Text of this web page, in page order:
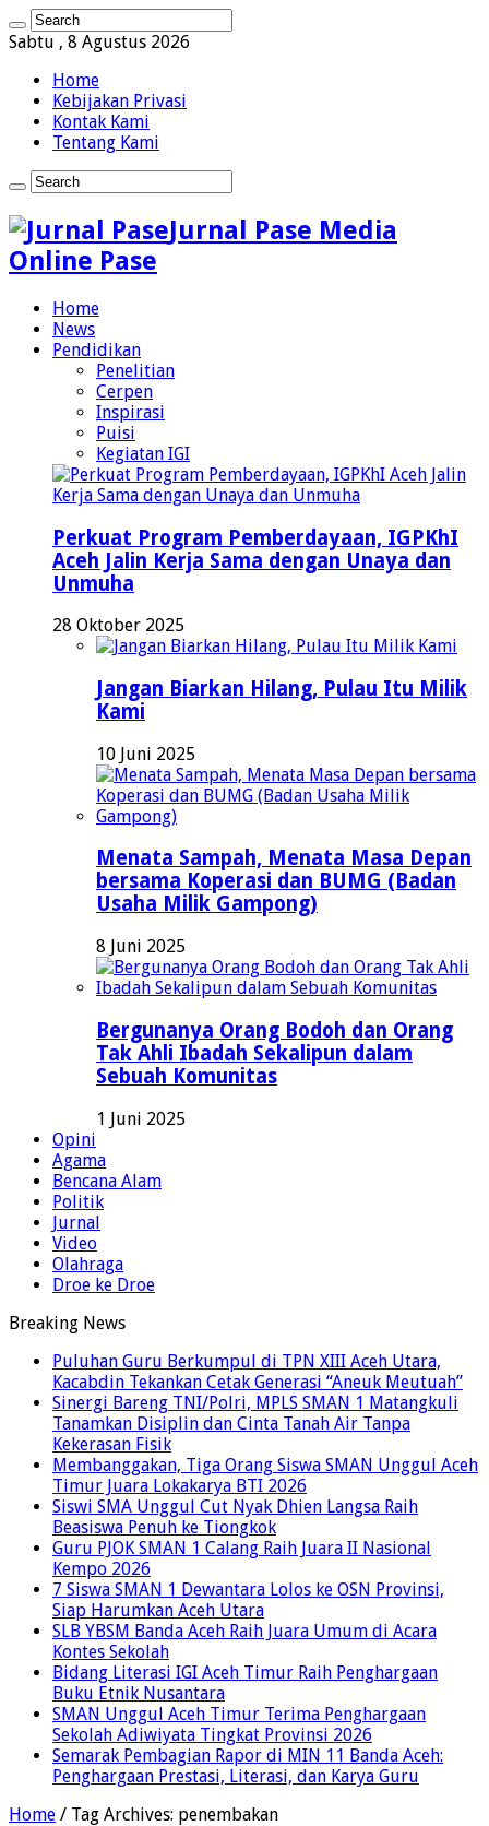
Sabtu , 8 Agustus 2026
Home
Kebijakan Privasi
Kontak Kami
Tentang Kami
Jurnal Pase Media
Online Pase
Home
News
Pendidikan
Penelitian
Cerpen
Inspirasi
Puisi
Kegiatan IGI
Perkuat Program Pemberdayaan, IGPKhI
Aceh Jalin Kerja Sama dengan Unaya dan
Unmuha
28 Oktober 2025
Jangan Biarkan Hilang, Pulau Itu Milik
Kami
10 Juni 2025
Menata Sampah, Menata Masa Depan
bersama Koperasi dan BUMG (Badan
Usaha Milik Gampong)
8 Juni 2025
Bergunanya Orang Bodoh dan Orang
Tak Ahli Ibadah Sekalipun dalam
Sebuah Komunitas
1 Juni 2025
Opini
Agama
Bencana Alam
Politik
Jurnal
Video
Olahraga
Droe ke Droe
Breaking News
Puluhan Guru Berkumpul di TPN XIII Aceh Utara,
Kacabdin Tekankan Cetak Generasi “Aneuk Meutuah”
Sinergi Bareng TNI/Polri, MPLS SMAN 1 Matangkuli
Tanamkan Disiplin dan Cinta Tanah Air Tanpa
Kekerasan Fisik
Membanggakan, Tiga Orang Siswa SMAN Unggul Aceh
Timur Juara Lokakarya BTI 2026
Siswi SMA Unggul Cut Nyak Dhien Langsa Raih
Beasiswa Penuh ke Tiongkok
Guru PJOK SMAN 1 Calang Raih Juara II Nasional
Kempo 2026
7 Siswa SMAN 1 Dewantara Lolos ke OSN Provinsi,
Siap Harumkan Aceh Utara
SLB YBSM Banda Aceh Raih Juara Umum di Acara
Kontes Sekolah
Bidang Literasi IGI Aceh Timur Raih Penghargaan
Buku Etnik Nusantara
SMAN Unggul Aceh Timur Terima Penghargaan
Sekolah Adiwiyata Tingkat Provinsi 2026
Semarak Pembagian Rapor di MIN 11 Banda Aceh:
Penghargaan Prestasi, Literasi, dan Karya Guru
Home / Tag Archives: penembakan